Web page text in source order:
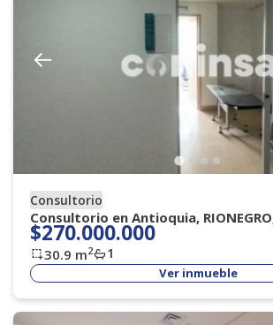
Consultorio
Consultorio en Antioquia, RIONEGRO,
$270.000.000
30.9 m2 1
Ver inmueble